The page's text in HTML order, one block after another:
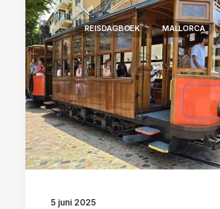
REISDAGBOEK MALLORCA
5 juni 2025